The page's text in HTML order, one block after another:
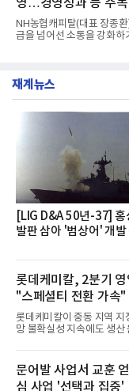
거두었다.이번 신제품은
전문점을 직접 찾아 다니며
했다. 자극적이지 않으면서
개운한 풍미를 더했으며,
서도
영…경영성과 등 주
NH농협캐피탈(대표 장종
급을 넘어선 소통을 강화하
영지원부 홍보팀과 2026년
쳐 진행됐다.참고로 새로
세대들로(과장~계장) 구
직문화 혁신과 업무 효율
을 추진하며,새로운 변화
반에 전파하는 역할
재계뉴스
[LIG D&A 50년-37] 홍
발판 삼아 '범상어' 개발
롯데케미칼, 2분기
"스페셜티 전환 가속"
롯데케미칼이 중동 지역 지
망 불확실성 지속에도 생산
어갔다.롯데케미칼이 2026
액 5조6864억원, 영업이익
일 밝혔다. 사업별로는 기
문어발 사업서 교훈
심 사업 '선택과 집중'